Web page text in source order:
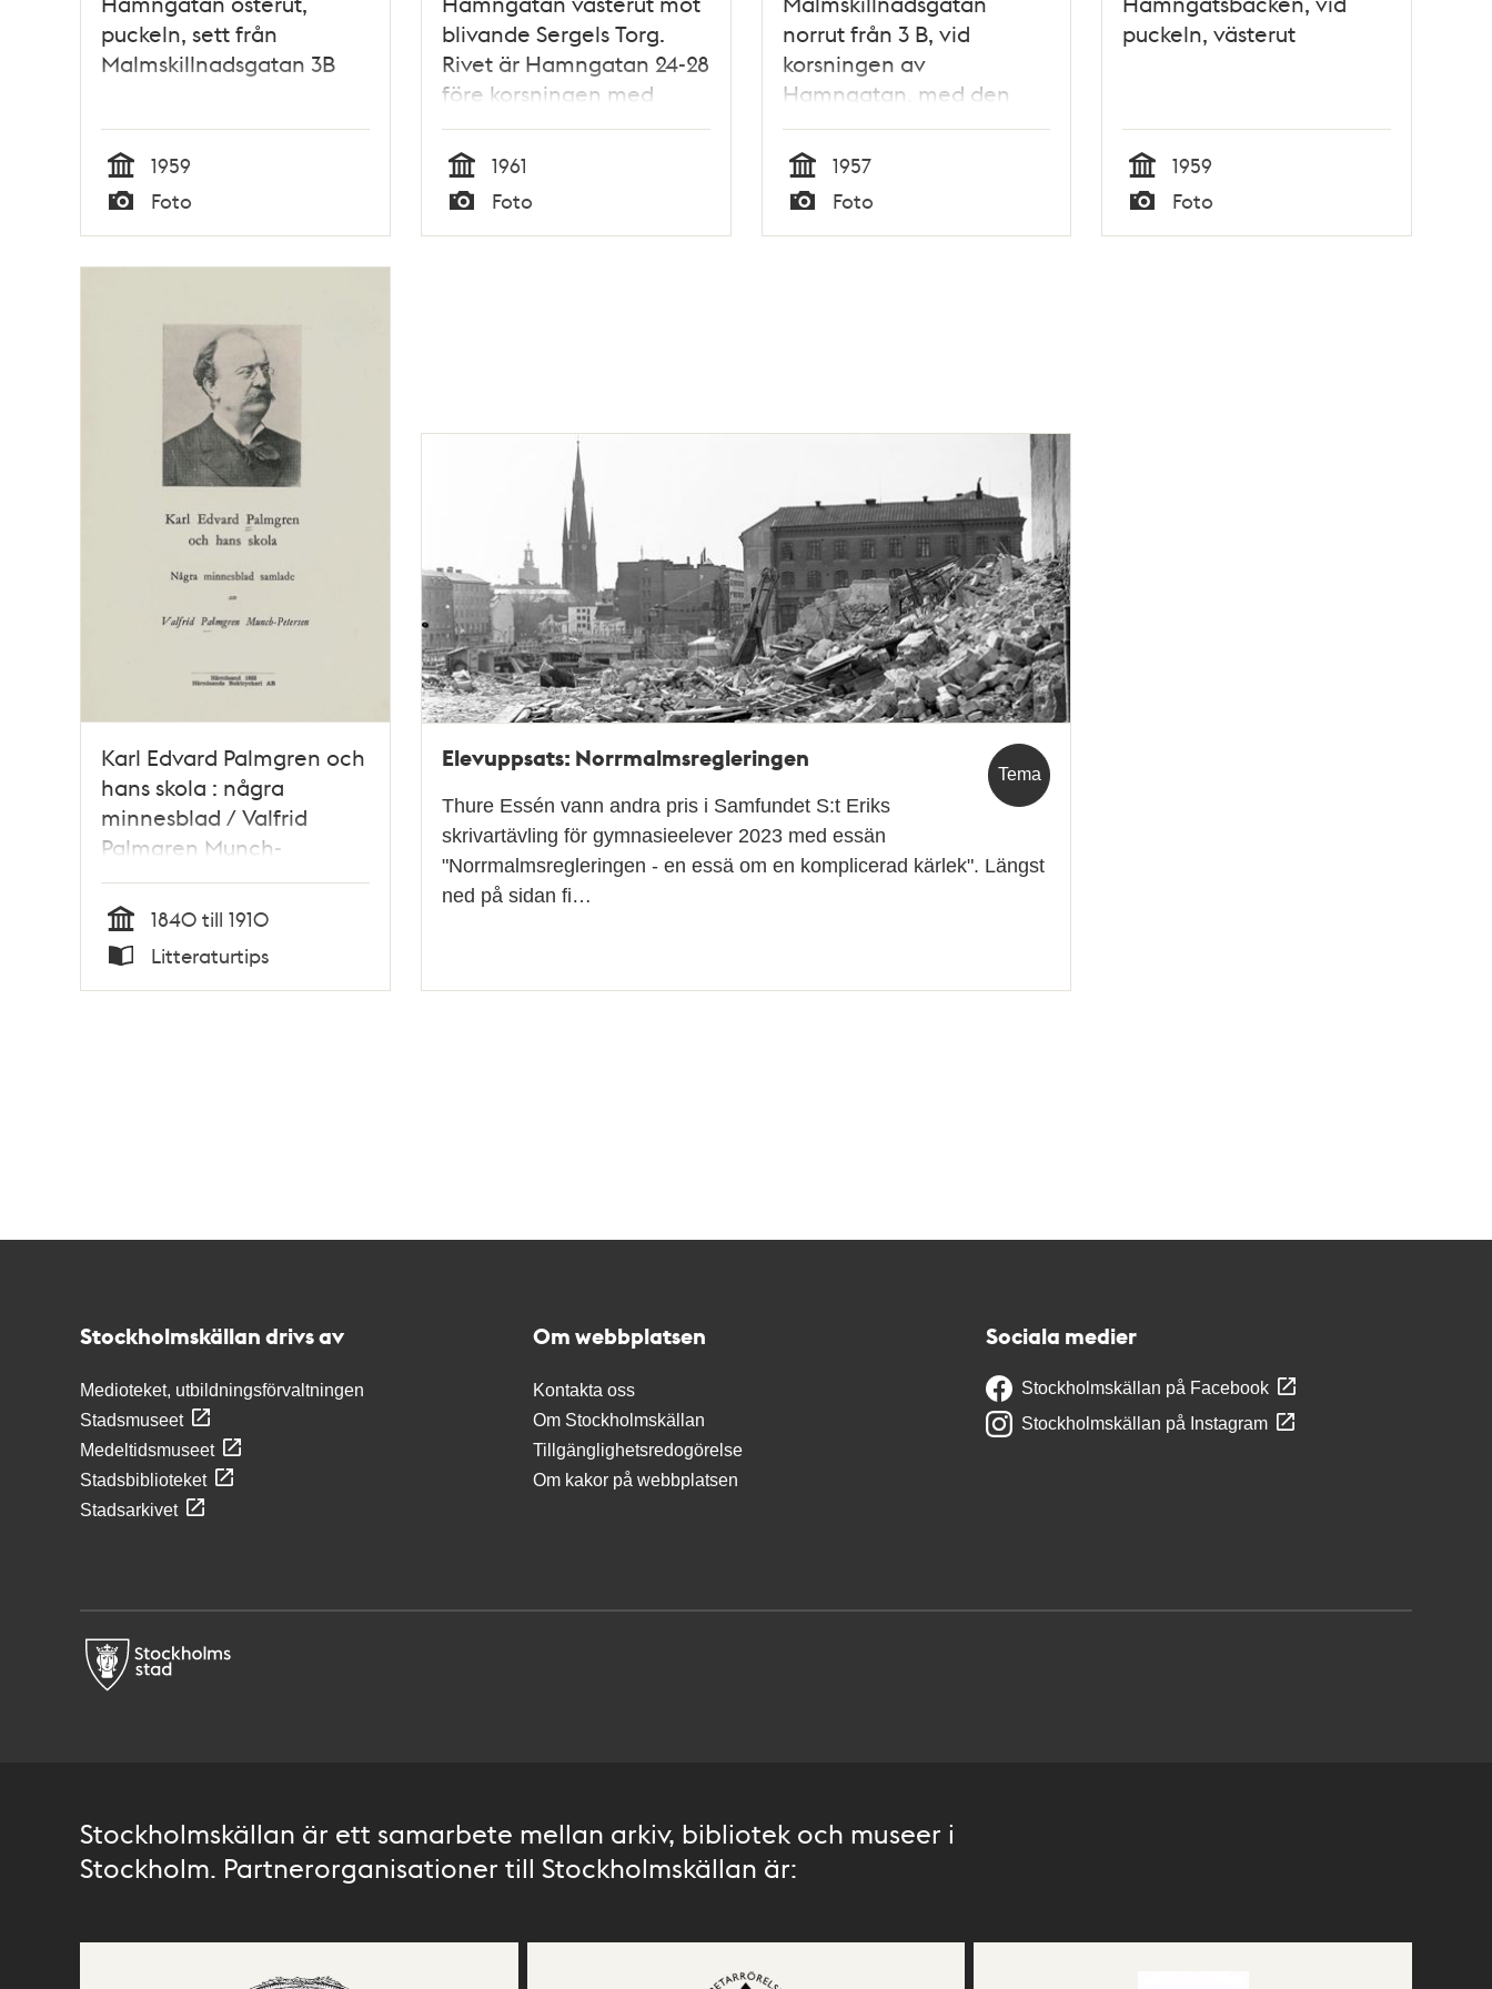
puckeln, sett från
Malmskillnadsgatan 3B
Tid
1959
Typ
Foto
blivande Sergels Torg.
Rivet är Hamngatan 24-28
före korsningen med
Malmskillnadsgatan. 5:e
höghuset är under
byggnation. T.v. kv.
Trollhättan
Tid
1961
Typ
Foto
norrut från 3 B, vid
korsningen av
Hamngatan, med den
hängande skylten för
handskaffären J.
Lagerholms Efterträdare.
Tid
1957
Typ
Foto
puckeln, västerut
Tid
1959
Typ
Foto
Karl Edvard Palmgren och
hans skola : några
minnesblad / Valfrid
Palmgren Munch-
Petersen
Tid
1840 till 1910
Typ
Litteraturtips
Tema
Elevuppsats: Norrmalmsregleringen
Thure Essén vann andra pris i Samfundet S:t Eriks
skrivartävling för gymnasieelever 2023 med essän
"Norrmalmsregleringen - en essä om en komplicerad kärlek". Längst
ned på sidan fi…
Stockholmskällan drivs av
Medioteket, utbildningsförvaltningen
Stadsmuseet
Medeltidsmuseet
Stadsbiblioteket
Stadsarkivet
Om webbplatsen
Kontakta oss
Om Stockholmskällan
Tillgänglighetsredogörelse
Om kakor på webbplatsen
Sociala medier
Stockholmskällan på Facebook
Stockholmskällan på Instagram
Stockholmskällan är ett samarbete mellan arkiv, bibliotek och museer i
Stockholm. Partnerorganisationer till Stockholmskällan är: